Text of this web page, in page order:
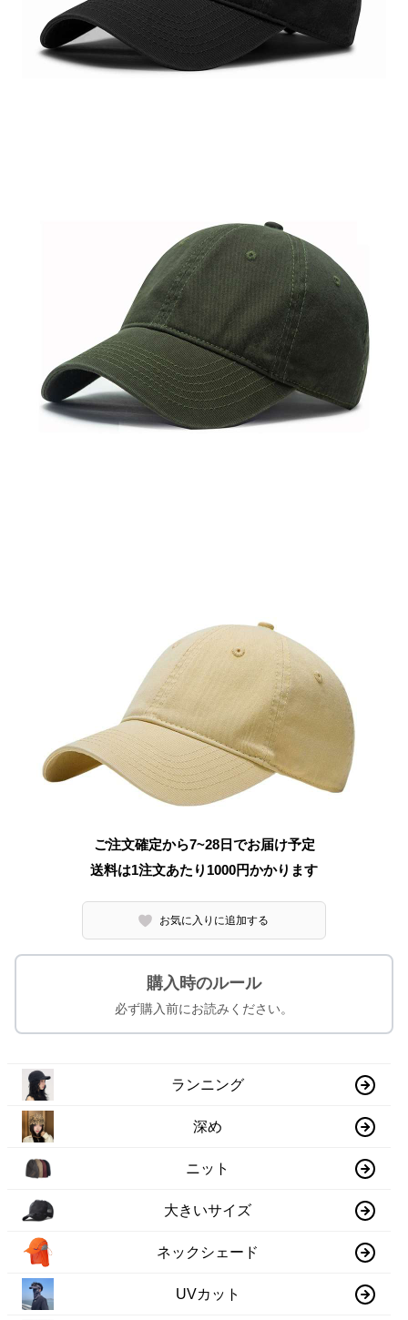
ご注文確定から7~28日でお届け予定
送料は1注文あたり 1000円かかります
お気に入りに追加する
購入時のルール
必ず購入前にお読みください。
ランニング
深め
ニット
大きいサイズ
ネックシェード
UVカット